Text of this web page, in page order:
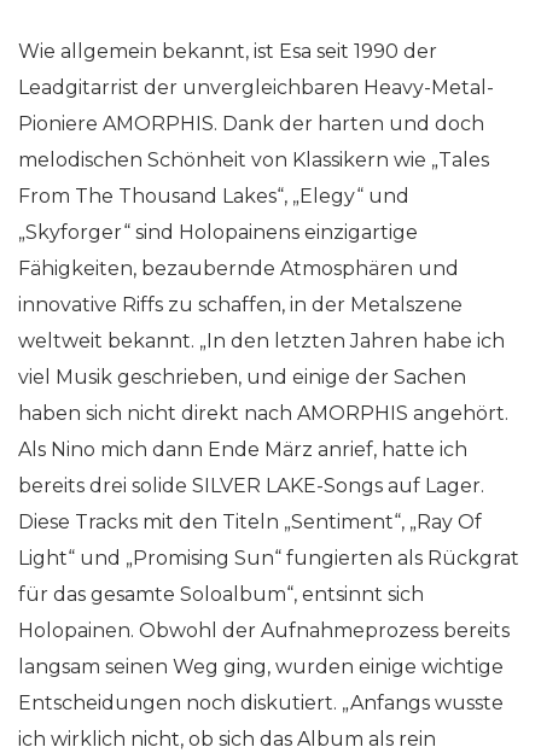
Wie allgemein bekannt, ist Esa seit 1990 der
Leadgitarrist der unvergleichbaren Heavy-Metal-
Pioniere AMORPHIS. Dank der harten und doch
melodischen Schönheit von Klassikern wie „Tales
From The Thousand Lakes“, „Elegy“ und
„Skyforger“ sind Holopainens einzigartige
Fähigkeiten, bezaubernde Atmosphären und
innovative Riffs zu schaffen, in der Metalszene
weltweit bekannt. „In den letzten Jahren habe ich
viel Musik geschrieben, und einige der Sachen
haben sich nicht direkt nach AMORPHIS angehört.
Als Nino mich dann Ende März anrief, hatte ich
bereits drei solide SILVER LAKE-Songs auf Lager.
Diese Tracks mit den Titeln „Sentiment“, „Ray Of
Light“ und „Promising Sun“ fungierten als Rückgrat
für das gesamte Soloalbum“, entsinnt sich
Holopainen. Obwohl der Aufnahmeprozess bereits
langsam seinen Weg ging, wurden einige wichtige
Entscheidungen noch diskutiert. „Anfangs wusste
ich wirklich nicht, ob sich das Album als rein